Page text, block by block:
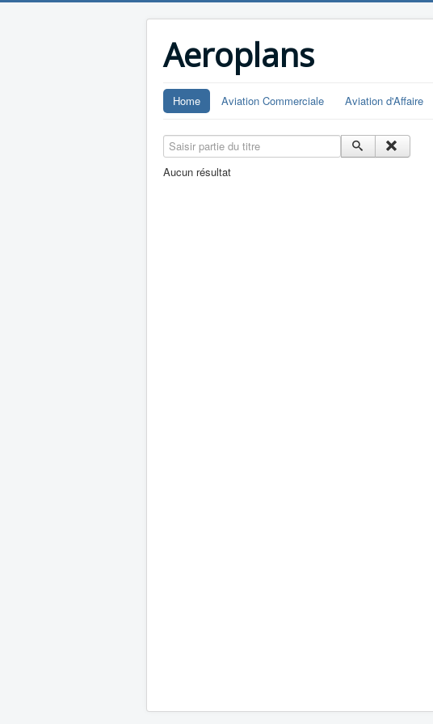
Aeroplans
Home Aviation Commerciale Aviation d'Affaire
Saisir partie du titre
Aucun résultat